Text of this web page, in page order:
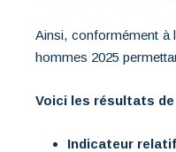
Ainsi, conformément à
hommes 2025
Voici les résultats de
Indicateur